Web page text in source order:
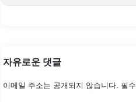
자유로운 댓글
이메일 주소는 공개되지 않습니다. 필